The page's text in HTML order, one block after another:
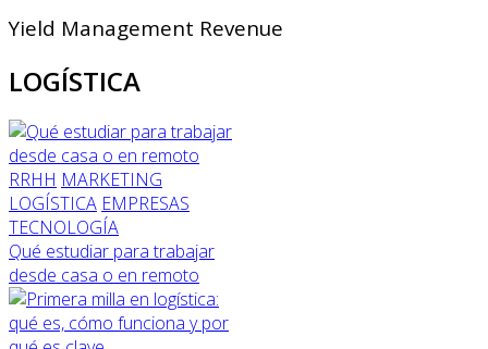
Yield Management Revenue
LOGÍSTICA
RRHH MARKETING
LOGÍSTICA EMPRESAS
TECNOLOGÍA
Qué estudiar para trabajar
desde casa o en remoto